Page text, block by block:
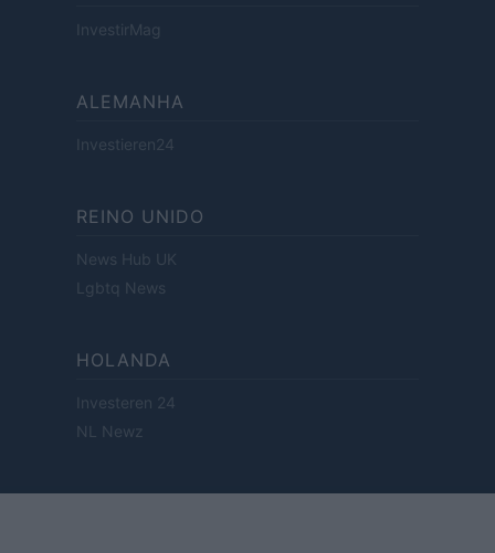
InvestirMag
ALEMANHA
Investieren24
REINO UNIDO
News Hub UK
Lgbtq News
HOLANDA
Investeren 24
NL Newz